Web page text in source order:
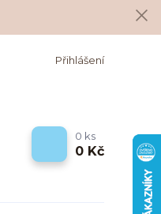
Přihlášení
0 ks
0 Kč